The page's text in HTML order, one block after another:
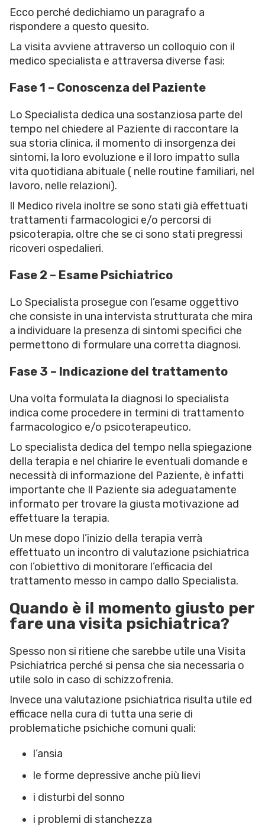
Ecco perché dedichiamo un paragrafo a
rispondere a questo quesito.
La visita avviene attraverso un colloquio con il
medico specialista e attraversa diverse fasi:
Fase 1 – Conoscenza del Paziente
Lo Specialista dedica una sostanziosa parte del
tempo nel chiedere al Paziente di raccontare la
sua storia clinica, il momento di insorgenza dei
sintomi, la loro evoluzione e il loro impatto sulla
vita quotidiana abituale ( nelle routine familiari, nel
lavoro, nelle relazioni).
Il Medico rivela inoltre se sono stati già effettuati
trattamenti farmacologici e/o percorsi di
psicoterapia, oltre che se ci sono stati pregressi
ricoveri ospedalieri.
Fase 2 – Esame Psichiatrico
Lo Specialista prosegue con l’esame oggettivo
che consiste in una intervista strutturata che mira
a individuare la presenza di sintomi specifici che
permettono di formulare una corretta diagnosi.
Fase 3 – Indicazione del trattamento
Una volta formulata la diagnosi lo specialista
indica come procedere in termini di trattamento
farmacologico e/o psicoterapeutico.
Lo specialista dedica del tempo nella spiegazione
della terapia e nel chiarire le eventuali domande e
necessità di informazione del Paziente, è infatti
importante che Il Paziente sia adeguatamente
informato per trovare la giusta motivazione ad
effettuare la terapia.
Un mese dopo l’inizio della terapia verrà
effettuato un incontro di valutazione psichiatrica
con l’obiettivo di monitorare l’efficacia del
trattamento messo in campo dallo Specialista.
Quando è il momento giusto per
fare una visita psichiatrica?
Spesso non si ritiene che sarebbe utile una Visita
Psichiatrica perché si pensa che sia necessaria o
utile solo in caso di schizzofrenia.
Invece una valutazione psichiatrica risulta utile ed
efficace nella cura di tutta una serie di
problematiche psichiche comuni quali:
l’ansia
le forme depressive anche più lievi
i disturbi del sonno
i problemi di stanchezza